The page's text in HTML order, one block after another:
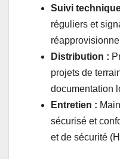
Suivi
réguliers et
Distribution :
projets de
documentation
Entretien :
sécurisé et
et de sécurité